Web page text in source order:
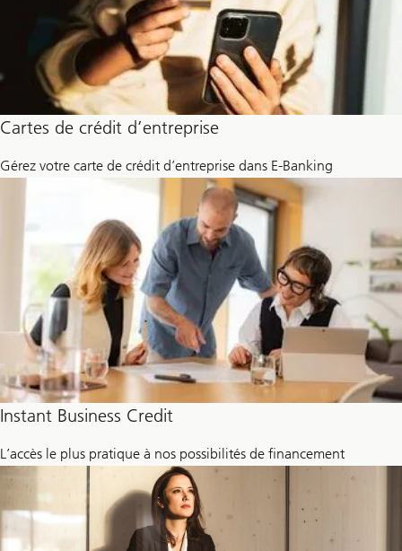
Cartes de crédit d’entreprise
Gérez votre carte de crédit d’entreprise dans E-Banking
Instant Business Credit
L’accès le plus pratique à nos possibilités de financement